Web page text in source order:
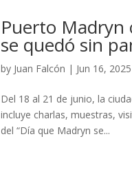
Puerto Madryn
se quedó sin
by Juan Falcón | Jun 16, 2025
Del 18 al 21 de junio, la
incluye charlas, muestras,
del “Día que Madryn se...